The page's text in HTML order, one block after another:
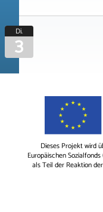
Di.
3
Dieses Projekt wird
Europäischen
als Teil der Reaktion